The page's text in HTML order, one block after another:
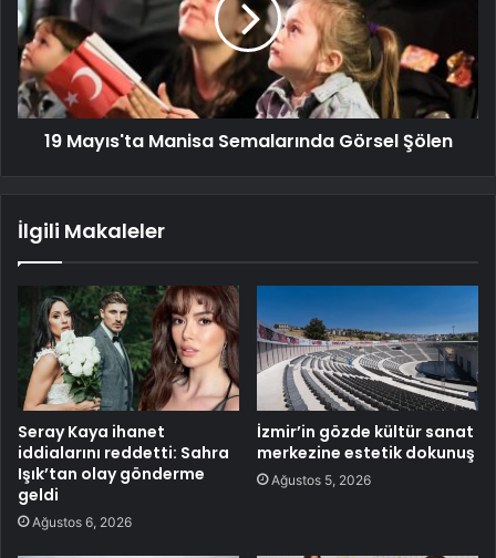
19 Mayıs'ta Manisa Semalarında Görsel Şölen
İlgili Makaleler
Seray Kaya ihanet
iddialarını reddetti: Sahra
Işık’tan olay gönderme
geldi
Ağustos 6, 2026
İzmir’in gözde kültür sanat
merkezine estetik dokunuş
Ağustos 5, 2026